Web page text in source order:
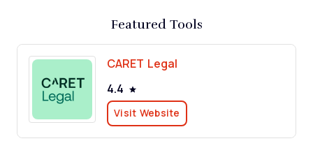
Featured Tools
CARET Legal
4.4
Visit Website